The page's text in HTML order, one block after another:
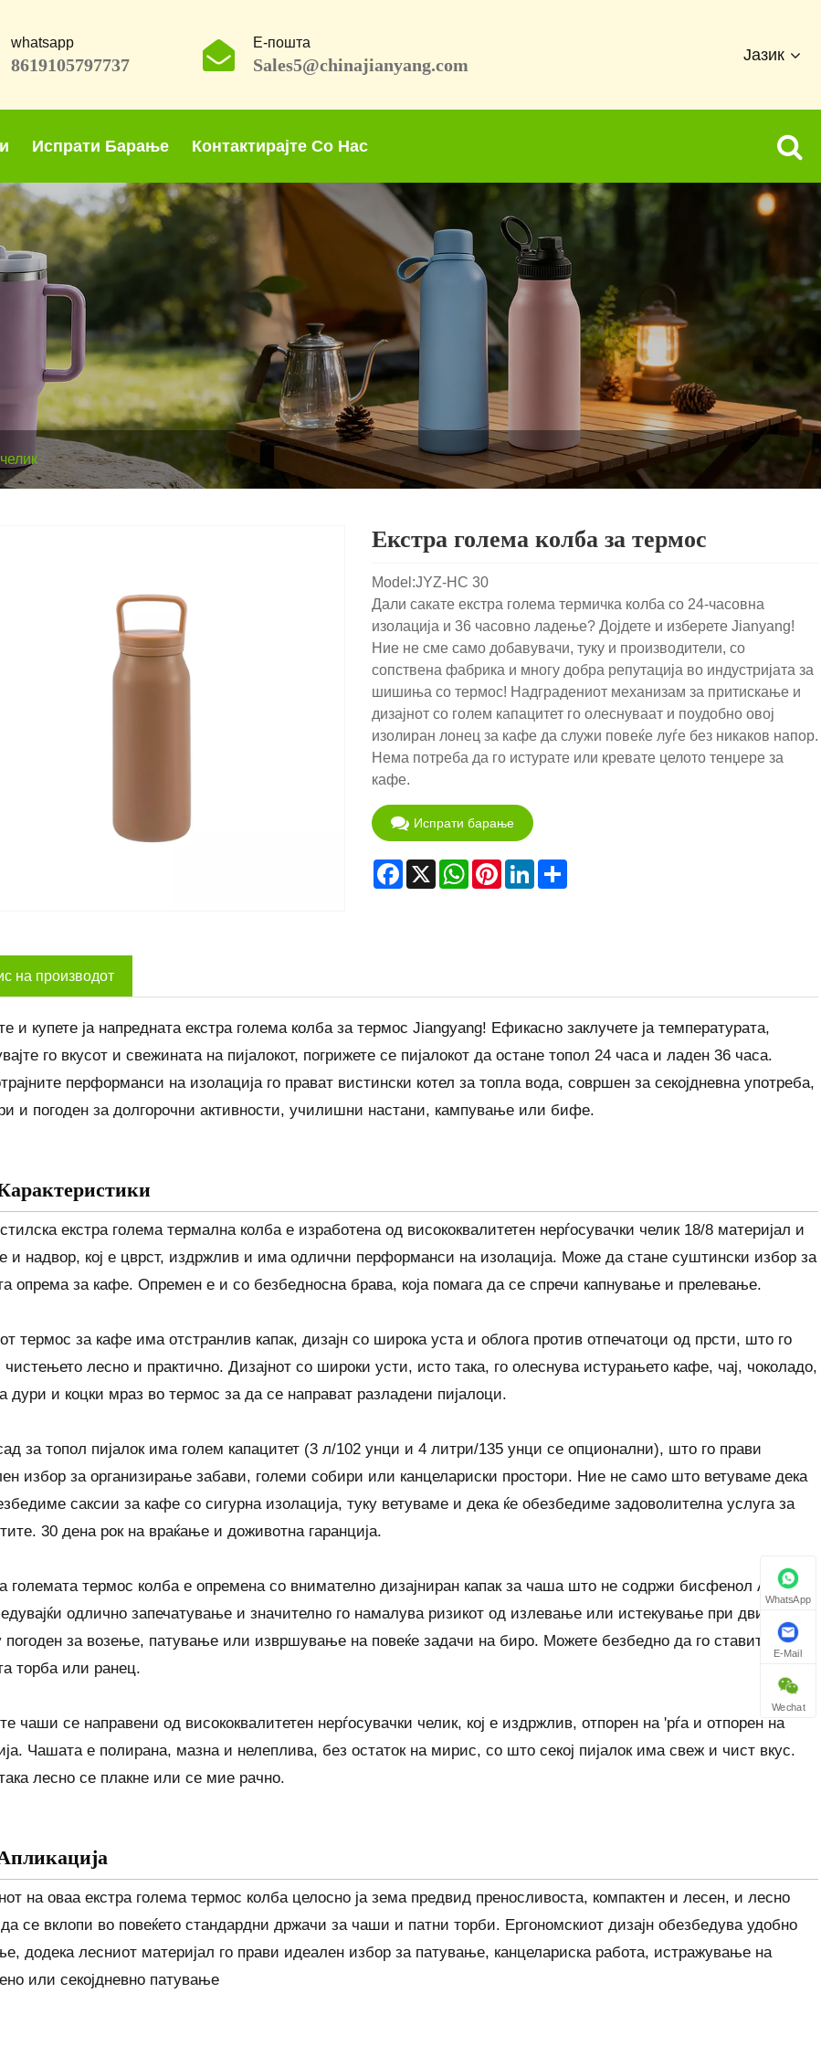
whatsapp
8619105797737
Е-пошта
Sales5@chinajianyang.com
Јазик
Испрати Барање Контактирајте Со Нас
Екстра голема колба за термос
Model:JYZ-HC 30
Дали сакате екстра голема термичка колба со 24-часовна
изолација и 36 часовно ладење? Дојдете и изберете Jianyang!
Ние не сме само добавувачи, туку и производители, со
сопствена фабрика и многу добра репутација во индустријата за
шишиња со термос! Надградениот механизам за притискање и
дизајнот со голем капацитет го олеснуваат и поудобно овој
изолиран лонец за кафе да служи повеќе луѓе без никаков напор.
Нема потреба да го истурате или кревате целото тенџере за
кафе.
Испрати барање
Facebook
X WhatsApp
PinterestLinkedInShare
на производот
и купете ја напредната екстра голема колба за термос Jiangyang! Ефикасно заклучете ја температурата,
го вкусот и свежината на пијалокот, погрижете се пијалокот да остане топол 24 часа и ладен 36 часа.
перформанси на изолација го прават вистински котел за топла вода, совршен за секојдневна употреба,
и погоден за долгорочни активности, училишни настани, кампување или бифе.
екстра голема термална колба е изработена од висококвалитетен нерѓосувачки челик 18/8 материјал и
и надвор, кој е цврст, издржлив и има одлични перформанси на изолација. Може да стане суштински избор за
опрема за кафе. Опремен е и со безбедносна брава, која помага да се спречи капнување и прелевање.
термос за кафе има отстранлив капак, дизајн со широка уста и облога против отпечатоци од прсти, што го
чистењето лесно и практично. Дизајнот со широки усти, исто така, го олеснува истурањето кафе, чај, чоколадо,
дури и коцки мраз во термос за да се направат разладени пијалоци.
за топол пијалок има голем капацитет (3 л/102 унци и 4 литри/135 унци се опционални), што го прави
избор за организирање забави, големи собири или канцелариски простори. Ние не само што ветуваме дека
саксии за кафе со сигурна изолација, туку ветуваме и дека ќе обезбедиме задоволителна услуга за
30 дена рок на враќање и доживотна гаранција.
големата термос колба е опремена со внимателно дизајниран капак за чаша што не содржи бисфенол А (BPA),
одлично запечатување и значително го намалува ризикот од излевање или истекување при движење.
погоден за возење, патување или извршување на повеќе задачи на биро. Можете безбедно да го ставите во
торба или ранец.
чаши се направени од висококвалитетен нерѓосувачки челик, кој е издржлив, отпорен на 'рѓа и отпорен на
Чашата е полирана, мазна и нелеплива, без остаток на мирис, со што секој пијалок има свеж и чист вкус.
лесно се плакне или се мие рачно.
на оваа екстра голема термос колба целосно ја зема предвид преносливоста, компактен и лесен, и лесно
се вклопи во повеќето стандардни држачи за чаши и патни торби. Ергономскиот дизајн обезбедува удобно
додека лесниот материјал го прави идеален избор за патување, канцелариска работа, истражување на
или секојдневно патување
WhatsApp
E-Mail
Wechat